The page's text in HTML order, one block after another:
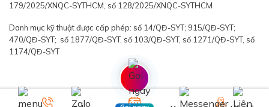
179/2025/XNQC-SYTHCM, số 128/2025/XNQC-SYTHCM
Danh mục kỹ thuật được cấp phép: số 14/QĐ-SYT; 915/QĐ-SYT;
470/QĐ-SYT; số 1877/QĐ-SYT, số 103/QĐ-SYT, số 1271/QĐ-SYT, số
1174/QĐ-SYT